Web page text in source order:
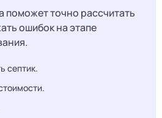
поможет точно рассчитать
ошибок на этапе
септик.